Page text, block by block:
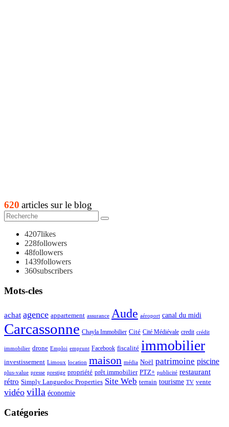
620 articles sur le blog
4207likes
228followers
48followers
1439followers
360subscribers
Mots-cles
achat agence appartement assurance Aude aéroport canal du midi
Carcassonne Chayla Immobilier Cité Cité Médiévale credit crédit
immobilier drone Emploi emprunt Facebook fiscalité immobilier
investissement Limoux location maison média Noël patrimoine piscine
plus-value presse prestige propriété prêt immobilier PTZ+ publicité restaurant
rétro Simply Languedoc Properties Site Web terrain tourisme TV vente
vidéo villa économie
Catégories